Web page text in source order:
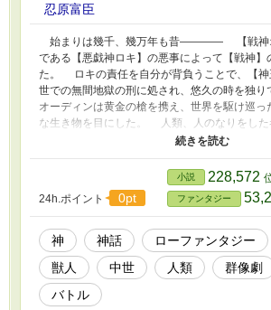
忍原富臣
始まりは幾千、幾万年も昔―――― 【戦神
である【悪戯神ロキ】の悪事によって【戦神】
た。 ロキの責任を自分が背負うことで、【神
世での無間地獄の刑に処され、悠久の時を独
オーディンは黄金の槍を携え、世界を駆け巡っ
な生き物を目にした。 人類、人のなりをした
らざる者【獣人】……、三種族が弱肉強食によ
はなかった。しかし、人類は逃げることで己の
させ続けた。 亜人と獣人は自然や動物が神の
えた者であり、彼等には種族を繁栄させる術が
この二種族は自然と消滅していくしかなか
れ、亜人も獣人も世界の表舞台から消え去った
り歩いていたオーディンは手持ち無沙汰になり
していた。 人類を陰ながら見続けてきたオー
「この世界はとても残酷であり、亜人や獣人が
に平等など存在しない」と。 オーディンは神
24h.ポイント 0pt
小説 228,572
ファンタジー
神 神話 ローファンタジー
獣人
中世 人類 群像劇
バトル